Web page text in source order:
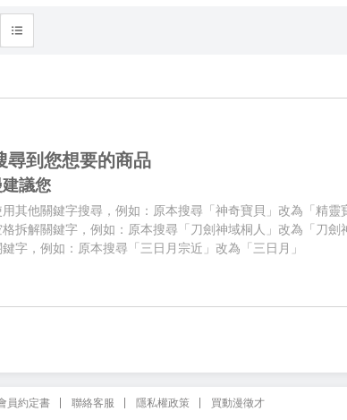
尋到您想要的商品
議您
其他關鍵字搜尋，例如：原本搜尋「神奇寶貝」改為「精靈
拆解關鍵字，例如：原本搜尋「刀劍神域桐人」改為「刀劍
字，例如：原本搜尋「三日月宗近」改為「三日月」
員約定書 聯絡客服 隱私權政策 買動漫徵才